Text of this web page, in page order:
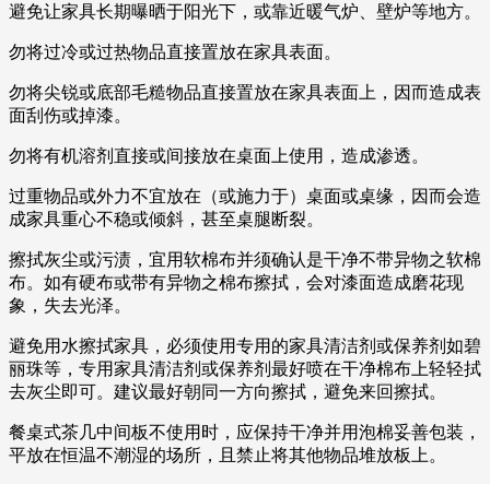
避免让家具长期曝晒于阳光下，或靠近暖气炉、壁炉等地方。
勿将过冷或过热物品直接置放在家具表面。
勿将尖锐或底部毛糙物品直接置放在家具表面上，因而造成表
面刮伤或掉漆。
勿将有机溶剂直接或间接放在桌面上使用，造成渗透。
过重物品或外力不宜放在（或施力于）桌面或桌缘，因而会造
成家具重心不稳或倾斜，甚至桌腿断裂。
擦拭灰尘或污渍，宜用软棉布并须确认是干净不带异物之软棉
布。如有硬布或带有异物之棉布擦拭，会对漆面造成磨花现
象，失去光泽。
避免用水擦拭家具，必须使用专用的家具清洁剂或保养剂如碧
丽珠等，专用家具清洁剂或保养剂最好喷在干净棉布上轻轻拭
去灰尘即可。建议最好朝同一方向擦拭，避免来回擦拭。
餐桌式茶几中间板不使用时，应保持干净并用泡棉妥善包装，
平放在恒温不潮湿的场所，且禁止将其他物品堆放板上。